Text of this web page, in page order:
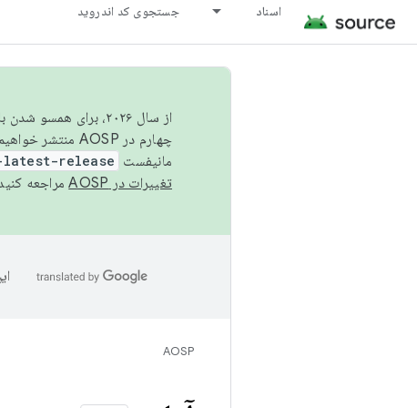
اسناد جستجوی کد اندروید
از سال ۲۰۲۶، برای
چهارم در AOSP منتشر خواهیم کرد. برای ساخت و مشارکت در AOSP،
مانیفست latest-release
تغییرات در AOSP
مراجعه
AOSP